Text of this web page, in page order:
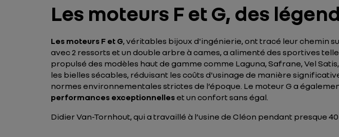
Les moteurs F et G, des
Les moteurs F et G, véritables bijoux d'ingénierie, ont tracé leur chemin
avec 2 ressorts et un double arbre à cames, a alimenté des sportives
propulsé des modèles haut de gamme comme Laguna, Safrane, Vel
les bielles sécables, réduisant les coûts d'usinage de manière
normes environnementales strictes de l’époque. Le moteur G a
performances exceptionnelleset un confort sans égal.
Didier Van-Tornhout, qui a travaillé à l’usine de Cléon pendant presque